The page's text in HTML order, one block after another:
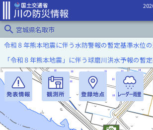
search 宮城県名取市